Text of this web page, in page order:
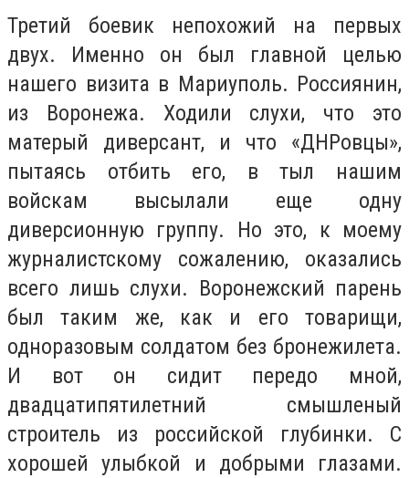
Третий боевик непохожий на первых
двух. Именно он был главной целью
нашего визита в Мариуполь. Россиянин,
из Воронежа. Ходили слухи, что это
матерый диверсант, и что «ДНРовцы»,
пытаясь отбить его, в тыл нашим
войскам высылали еще одну
диверсионную группу. Но это, к моему
журналистскому сожалению, оказались
всего лишь слухи. Воронежский парень
был таким же, как и его товарищи,
одноразовым солдатом без бронежилета.
И вот он сидит передо мной,
двадцатипятилетний смышленый
строитель из российской глубинки. С
хорошей улыбкой и добрыми глазами.